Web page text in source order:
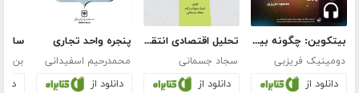
بیتکوین: چگونه بیتکوین دنیا را تغییر خواهد داد؟
دومینیک فریزبی
دانلود از
تحلیل اقتصادی انتقال الکترونیکی وجه در نظام اقتصادی کنونی
سجاد جسمانی
دانلود از
پنجره واحد تجاری
محمدرحیم اسفیدانی
دانلود از
بن